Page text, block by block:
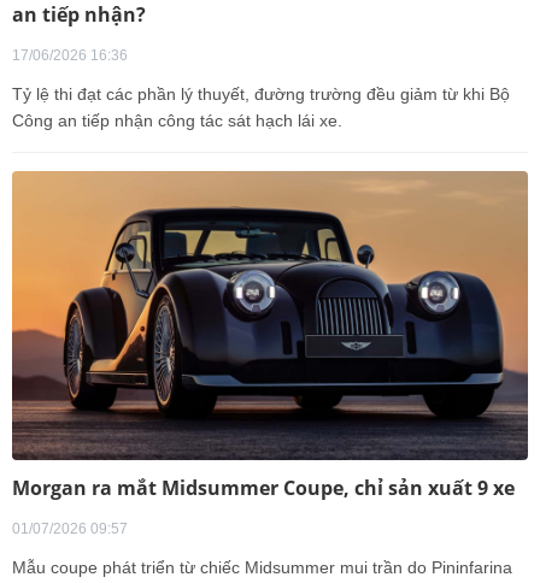
an tiếp nhận?
17/06/2026 16:36
Tỷ lệ thi đạt các phần lý thuyết, đường trường đều giảm từ khi Bộ
Công an tiếp nhận công tác sát hạch lái xe.
Morgan ra mắt Midsummer Coupe, chỉ sản xuất 9 xe
01/07/2026 09:57
Mẫu coupe phát triển từ chiếc Midsummer mui trần do Pininfarina